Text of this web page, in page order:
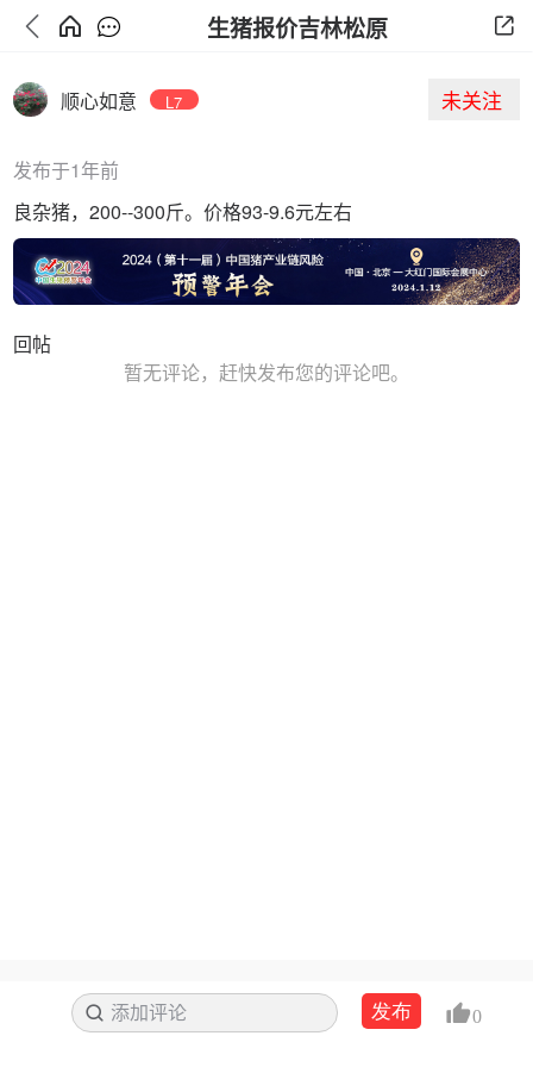
生猪报价吉林松原
顺心如意 L7 未关注
发布于1年前
良杂猪，200--300斤。价格93-9.6元左右
回帖
暂无评论，赶快发布您的评论吧。
添加评论 搜索发布 0